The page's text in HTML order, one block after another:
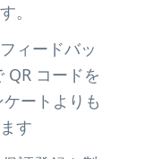
。
ィードバッ
QR コードを
ートよりも
す